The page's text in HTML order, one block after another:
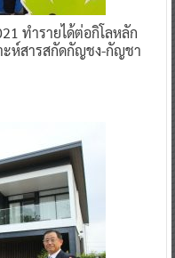
ทำรายได้ต่อกิโลหลัก
ะห์สารสกัดกัญชง-กัญชา